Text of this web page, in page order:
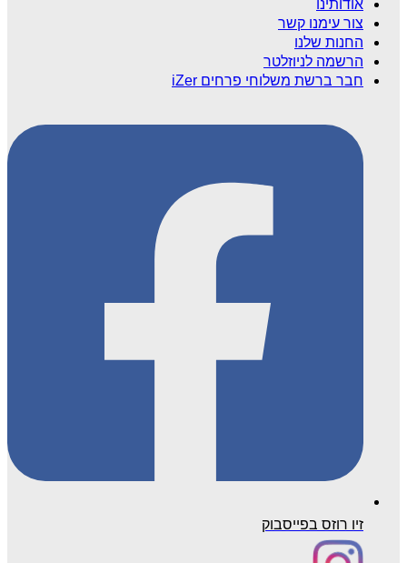
אודותינו
צור עימנו קשר
החנות שלנו
הרשמה לניוזלטר
חבר ברשת משלוחי פרחים iZer
זיו רוזס בפייסבוק